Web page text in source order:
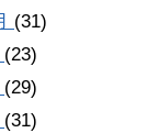
(31)
(23)
(29)
(31)